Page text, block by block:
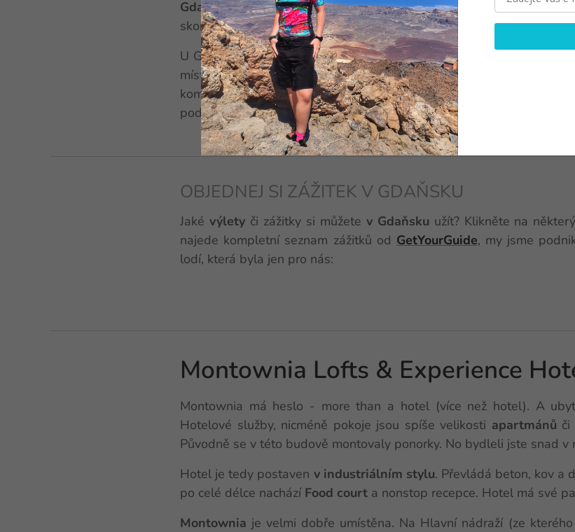
Gdanskje jedno z největších a nejstarších polských měst. Leží na
skoro půl milionu obyvatel a nachází se zde velký námořní přístav.
U Gdaňsku se nachází malý poloostrovWesterplatte
, kde 1. září
místních loděnicích vzniklaSolidarita- odborová organizace a
komunistického Polska, její zakladatel Lech Wałęsa se později stal
podle něj místní letiště.
OBJEDNEJ SI ZÁŽITEK V GDAŇSKU
Jaké výletyči zážitky si můžete v Gdaňsku užít? Klikněte na
najede kompletní seznam zážitků od GetYourGuide, my jsme
lodí, která byla jen pro nás:
Montownia Lofts & Experience
Montownia má heslo - more than a hotel (více než hotel). A
Hotelové služby, nicméně pokoje jsou spíše velikosti apartmánů či
Původně se v této budově montovaly ponorky. No bydleli jste snad v
Hotel je tedy postaven v industriálním stylu. Převládá beton, kov a
po celé délce nachází Food court a nonstop recepce. Hotel má své
Montownia je velmi dobře umístěna. Na Hlavní nádraží (ze